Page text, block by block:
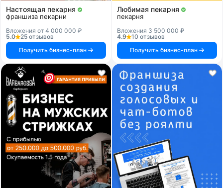
Настоящая пекарня
франшиза пекарни
Вложения от 4 000 000 ₽
5.0
25 отзывов
Получить бизнес-план
Любимая пекарня
пекарня
Вложения 3 500 000 ₽
4.9
10 отзывов
Получить бизнес-план